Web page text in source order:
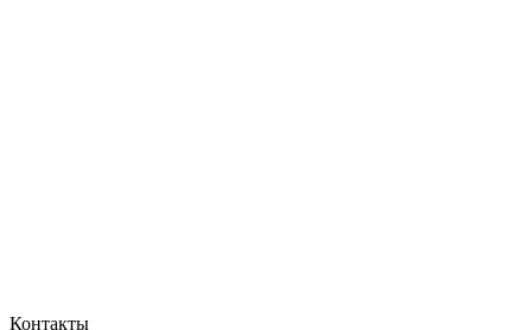
Контакты